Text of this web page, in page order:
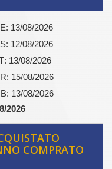
: 13/08/2026
: 12/08/2026
: 13/08/2026
: 15/08/2026
: 13/08/2026
2026
COMPRATO